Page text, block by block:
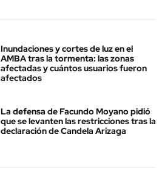
Inundaciones y cortes de luz en el
AMBA tras la tormenta: las zonas
afectadas y cuántos usuarios fueron
afectados
La defensa de Facundo Moyano pidió
que se levanten las restricciones tras la
declaración de Candela Arizaga